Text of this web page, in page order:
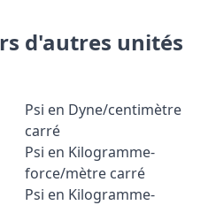
d'autres unités
Psi en Dyne/centimètre
carré
Psi en Kilogramme-
force/mètre carré
Psi en Kilogramme-